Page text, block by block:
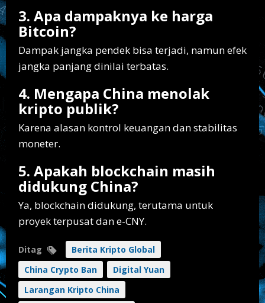
3. Apa dampaknya ke harga
Bitcoin?
Dampak jangka pendek bisa terjadi, namun efek
jangka panjang dinilai terbatas.
4. Mengapa China menolak
kripto publik?
Karena alasan kontrol keuangan dan stabilitas
moneter.
5. Apakah blockchain masih
didukung China?
Ya, blockchain didukung, terutama untuk
proyek terpusat dan e-CNY.
Ditag
Berita Kripto Global
China Crypto Ban
Digital Yuan
Larangan Kripto China